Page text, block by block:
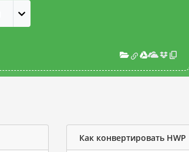
Как конвертировать HWP